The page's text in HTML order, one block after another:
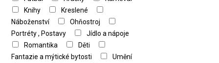
Knihy
Kreslené
Náboženství
Ohňostroj
Portréty , Postavy
Jídlo a nápoje
Romantika
Děti
Fantazie a mýtické bytosti
Umění